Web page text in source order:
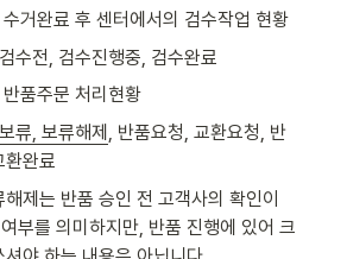
수거완료 후 센터에서의 검수작업 현황
수전, 검수진행중, 검수완료
반품주문 처리현황
보류, 보류해제
, 반품요청, 교환요청, 반
완료
제는 반품 승인 전 고객사의 확인이
부를 의미하지만, 반품 진행에 있어 크